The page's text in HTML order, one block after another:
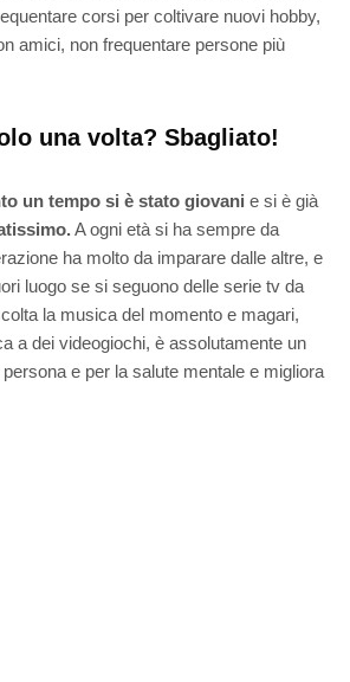
corsi per coltivare nuovi hobby,
amici, non frequentare persone più
una volta? Sbagliato!
un tempo si è stato giovani e si è già
A ogni età si ha sempre da
ha molto da imparare dalle altre, e
luogo se si seguono delle serie tv da
la musica del momento e magari,
a dei videogiochi, è assolutamente un
e per la salute mentale e migliora